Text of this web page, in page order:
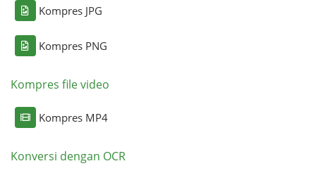
Kompres JPG
Kompres PNG
Kompres file video
Kompres MP4
Konversi dengan OCR